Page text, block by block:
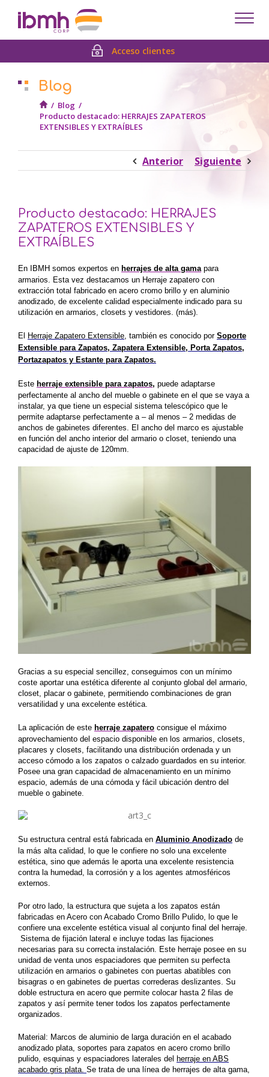
Acceso clientes
Blog
/ Blog /
Producto destacado: HERRAJES ZAPATEROS
EXTENSIBLES Y EXTRAÍBLES
Anterior Siguiente
Producto destacado: HERRAJES
ZAPATEROS EXTENSIBLES Y
EXTRAÍBLES
En IBMH somos expertos en herrajes de alta gamapara
armarios. Esta vez destacamos un Herraje zapatero con
extracción total fabricado en acero cromo brillo y en aluminio
anodizado, de excelente calidad especialmente indicado para su
utilización en armarios, closets y vestidores. (más).
El Herraje Zapatero Extensible, también es conocido por Soporte
Extensible para Zapatos, Zapatera Extensible, Porta Zapatos,
Portazapatos y Estante para Zapatos.
Este herraje extensible para zapatos, puede adaptarse
perfectamente al ancho del mueble o gabinete en el que se vaya a
instalar, ya que tiene un especial sistema telescópico que le
permite adaptarse perfectamente a – al menos – 2 medidas de
anchos de gabinetes diferentes. El ancho del marco es ajustable
en función del ancho interior del armario o closet, teniendo una
capacidad de ajuste de 120mm.
Gracias a su especial sencillez, conseguimos con un mínimo
coste aportar una estética diferente al conjunto global del armario,
closet, placar o gabinete, permitiendo combinaciones de gran
versatilidad y una excelente estética.
La aplicación de este herraje zapatero consigue el máximo
aprovechamiento del espacio disponible en los armarios, closets,
placares y closets, facilitando una distribución ordenada y un
acceso cómodo a los zapatos o calzado guardados en su interior.
Posee una gran capacidad de almacenamiento en un mínimo
espacio, además de una cómoda y fácil ubicación dentro del
mueble o gabinete.
Su estructura central está fabricada en Aluminio Anodizado de
la más alta calidad, lo que le confiere no solo una excelente
estética, sino que además le aporta una excelente resistencia
contra la humedad, la corrosión y a los agentes atmosféricos
externos.
Por otro lado, la estructura que sujeta a los zapatos están
fabricadas en Acero con Acabado Cromo Brillo Pulido, lo que le
confiere una excelente estética visual al conjunto final del herraje.
Sistema de fijación lateral e incluye todas las fijaciones
necesarias para su correcta instalación. Este herraje posee en su
unidad de venta unos espaciadores que permiten su perfecta
utilización en armarios o gabinetes con puertas abatibles con
bisagras o en gabinetes de puertas correderas deslizantes. Su
doble estructura en acero que permite colocar hasta 2 filas de
zapatos y así permite tener todos los zapatos perfectamente
organizados.
Material: Marcos de aluminio de larga duración en el acabado
anodizado plata, soportes para zapatos en acero cromo brillo
pulido, esquinas y espaciadores laterales del herraje en ABS
acabado gris plata. Se trata de una línea de herrajes de alta gama,